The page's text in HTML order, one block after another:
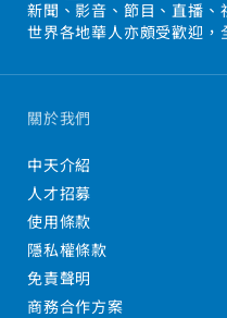
新聞、影音、節目、直播
世界各地華人亦頗受歡迎，
關於我們
中天介紹
人才招募
使用條款
隱私權條款
免責聲明
商務合作方案